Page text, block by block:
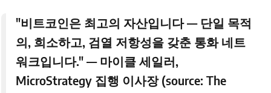
"비트코인은 최고의 자산입니다 — 단일 목적
의, 희소하고, 검열 저항성을 갖춘 통화 네트
워크입니다." — 마이클 세일러,
MicroStrategy 집행 이사장 (source: The